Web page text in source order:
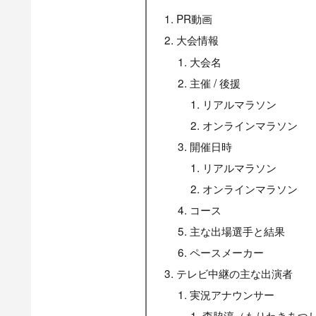
PR動画
大会情報
大会名
主催 / 後援
リアルマラソン
オンラインマラソン
開催日時
リアルマラソン
オンラインマラソン
コース
主な出場選手と結果
ペースメーカー
テレビ中継の主な出演者
実況アナウンサー